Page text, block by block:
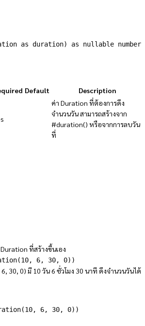
as duration) as nullable number
Default Description
ค่า Duration ที่ต้องการดึง
จำนวนวัน สามารถสร้างจาก
#duration() หรือจากการลบวัน
ที่
ที่สร้างขึ้นเอง
6, 30, 0))
30, 0) มี 10 วัน 6 ชั่วโมง 30 นาที ดึงจำนวนวันได้
6, 30, 0) )